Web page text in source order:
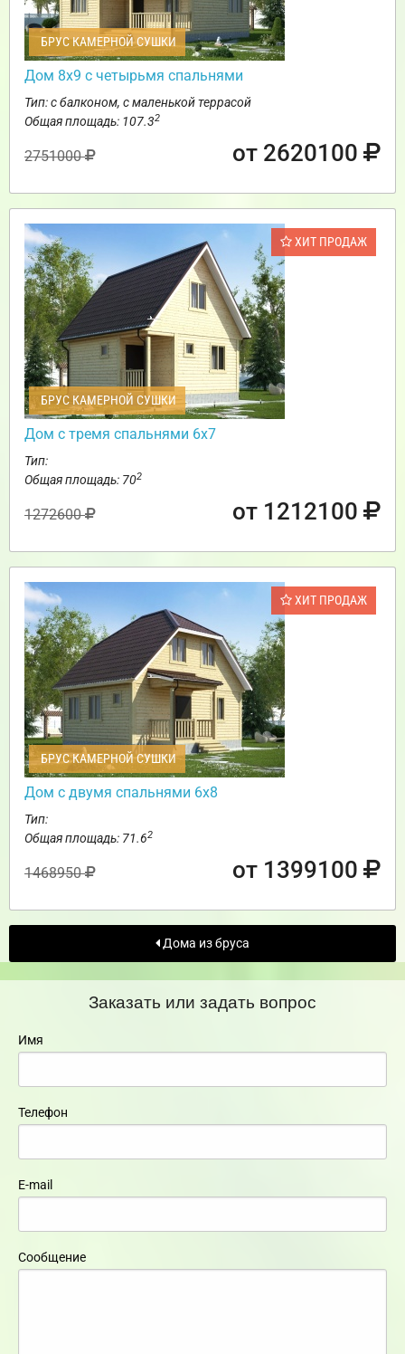
БРУС КАМЕРНОЙ СУШКИ
Дом 8х9 с четырьмя спальнями
Тип: с балконом, с маленькой террасой
Общая площадь: 107.32
2751000 от 2620100
ХИТ ПРОДАЖ
БРУС КАМЕРНОЙ СУШКИ
Дом с тремя спальнями 6х7
Тип:
Общая площадь: 702
1272600 от 1212100
ХИТ ПРОДАЖ
БРУС КАМЕРНОЙ СУШКИ
Дом с двумя спальнями 6х8
Тип:
Общая площадь: 71.62
1468950 от 1399100
Дома из бруса
Заказать или задать вопрос
Имя
Телефон
E-mail
Сообщение